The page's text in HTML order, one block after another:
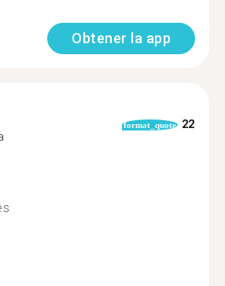
Obtener la app
format_quote 22